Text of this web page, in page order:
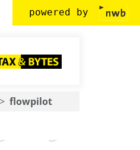
powered by
flowpilot